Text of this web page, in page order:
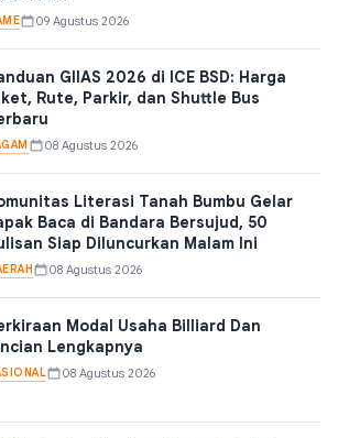
09 Agustus 2026
GIIAS 2026 di ICE BSD: Harga
Rute, Parkir, dan Shuttle Bus
08 Agustus 2026
Literasi Tanah Bumbu Gelar
Baca di Bandara Bersujud, 50
Siap Diluncurkan Malam Ini
08 Agustus 2026
Modal Usaha Billiard Dan
Lengkapnya
08 Agustus 2026